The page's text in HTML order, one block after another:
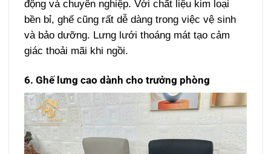
động và chuyên nghiệp. Với chất liệu kim loại
bền bỉ, ghế cũng rất dễ dàng trong việc vệ sinh
và bảo dưỡng. Lưng lưới thoáng mát tạo cảm
giác thoải mãi khi ngồi.
6. Ghế lưng cao dành cho trưởng phòng